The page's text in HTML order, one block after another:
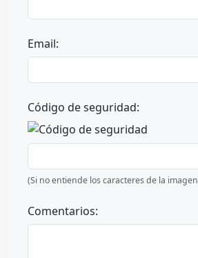
Email:
Código de seguridad:
(Si no entiende los caracteres de la imagen
Comentarios: